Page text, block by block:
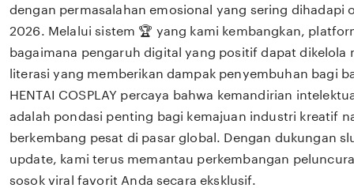
dengan permasalahan emosional yang sering dihadapi
2026. Melalui sistem 🏆 yang kami kembangkan,
bagaimana pengaruh digital yang positif dapat dikelola
literasi yang memberikan dampak penyembuhan bagi
HENTAI COSPLAY percaya bahwa kemandirian
adalah pondasi penting bagi kemajuan industri kreatif
berkembang pesat di pasar global. Dengan dukungan
update, kami terus memantau perkembangan
sosok viral favorit Anda secara eksklusif.